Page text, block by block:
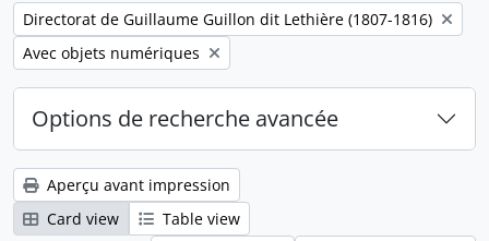
Remove filter:
Directorat de Guillaume Guillon dit Lethière (1807-1816)
Remove filter:
Avec objets numériques
Options de recherche avancée
Aperçu avant impression
Card view
Table view